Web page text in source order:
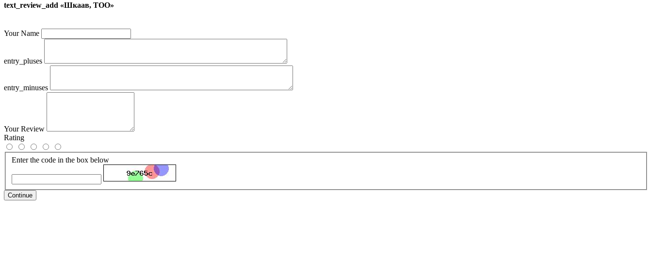
text_review_add «Шкаав, ТОО»
Your Name
entry_pluses
entry_minuses
Your Review
Rating
Enter the code in the box below
Continue